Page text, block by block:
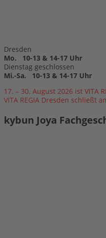
Dresden
Mo. 10-13 & 14-17 Uhr
Dienstag geschlossen
Mi.-Sa. 10-13 & 14-17 Uhr
17. – 30. August 2026 ist VITA
VITA REGIA Dresden schließt
kybun Joya